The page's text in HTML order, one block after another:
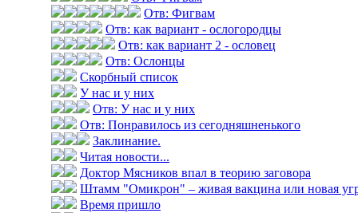
Отв: Фигвам
Отв: как вариант - ослогородцы
Отв: как вариант 2 - ословец
Отв: Ослонцы
Скорбный список
У нас и у них
Отв: У нас и у них
Отв: Понравилось из сегодняшненького
Заклинание.
Читая новости...
Доктор Мясников впал в теорию заговора
Штамм "Омикрон" – живая вакцина или новая
Время пришло